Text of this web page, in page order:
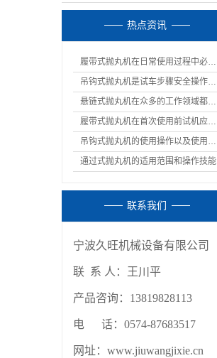
热点资讯
履带式抛丸机在日常使用过程中必须的注意事项
吊钩式抛丸机是试车步骤安全操作规程
悬链式抛丸机在众多的工作领域都有着重要的作用
履带式抛丸机在首次使用前试机应该如何调试呢
吊钩式抛丸机的使用操作以及使用通知
通过式抛丸机的适用范围和操作技能
联系我们
宁波久旺机械设备有限公司
联 系 人： 王川平
产品咨询：13819828113
电 话：0574-87683517
网址：www.jiuwangjixie.cn